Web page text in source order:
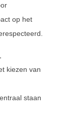
op het
kiezen van
staan